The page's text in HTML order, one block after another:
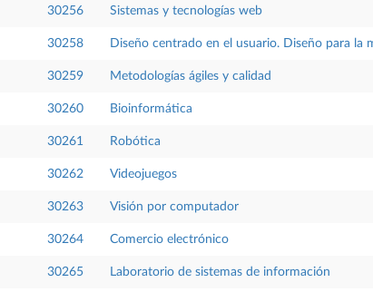
30256 Sistemas y tecnologías web
30258 Diseño centrado en el usuario. Diseño para la
30259 Metodologías ágiles y calidad
30260 Bioinformática
30261 Robótica
30262 Videojuegos
30263 Visión por computador
30264 Comercio electrónico
30265 Laboratorio de sistemas de información